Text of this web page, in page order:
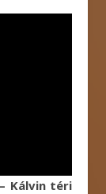
Kálvin téri